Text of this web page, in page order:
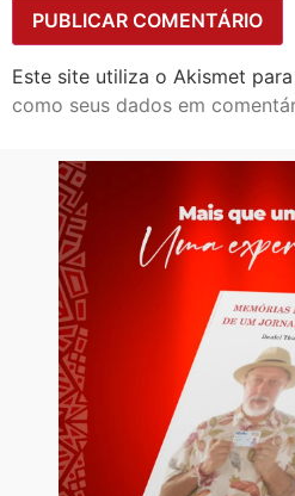
Este site utiliza o Akismet
como seus dados em